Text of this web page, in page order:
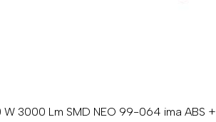
W 3000 Lm SMD NEO 99-064 ima